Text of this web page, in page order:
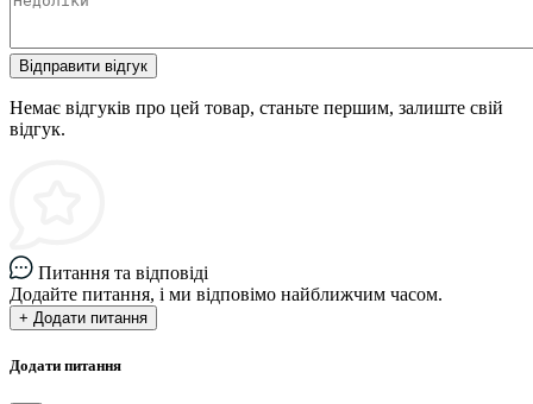
Відправити відгук
Немає відгуків про цей товар, станьте першим, залиште свій
відгук.
Питання та відповіді
Додайте питання, і ми відповімо найближчим часом.
+ Додати питання
Додати питання